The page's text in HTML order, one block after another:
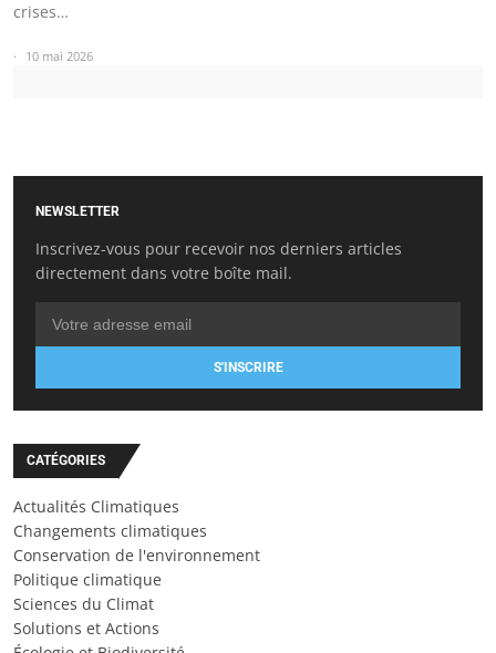
crises…
10 mai 2026
NEWSLETTER
Inscrivez-vous pour recevoir nos derniers articles
directement dans votre boîte mail.
S'INSCRIRE
CATÉGORIES
Actualités Climatiques
Changements climatiques
Conservation de l'environnement
Politique climatique
Sciences du Climat
Solutions et Actions